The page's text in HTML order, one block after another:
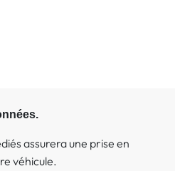
assurera une prise en
véhicule.